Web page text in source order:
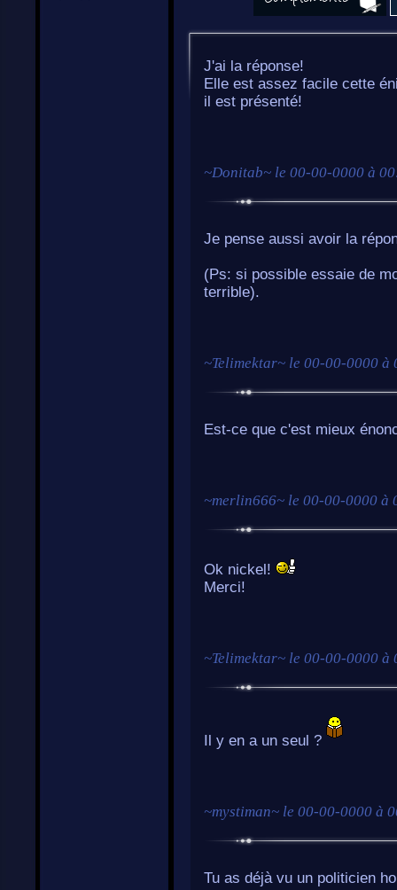
J'ai la réponse!
Elle est assez facile cette
il est présenté!
~Donitab~ le 00-00-0000 à
Je pense aussi avoir la
(Ps: si possible essaie de
terrible).
~Telimektar~ le 00-00-0000 à
Est-ce que c'est mieux
~merlin666~ le 00-00-0000 à
Ok nickel!
Merci!
~Telimektar~ le 00-00-0000 à
Il y en a un seul ?
~mystiman~ le 00-00-0000 à
Tu as déjà vu un politicien